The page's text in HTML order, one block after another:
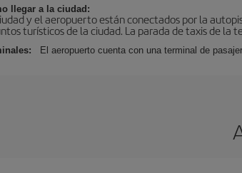
llegar a la ciudad:
y el aeropuerto están conectados por la
turísticos de la ciudad. La parada de taxis de la
El aeropuerto cuenta con una terminal de